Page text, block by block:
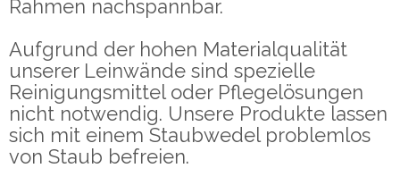
Rahmen nachspannbar.
Aufgrund der hohen Materialqualität
unserer Leinwände sind spezielle
Reinigungsmittel oder Pflegelösungen
nicht notwendig. Unsere Produkte lassen
sich mit einem Staubwedel problemlos
von Staub befreien.